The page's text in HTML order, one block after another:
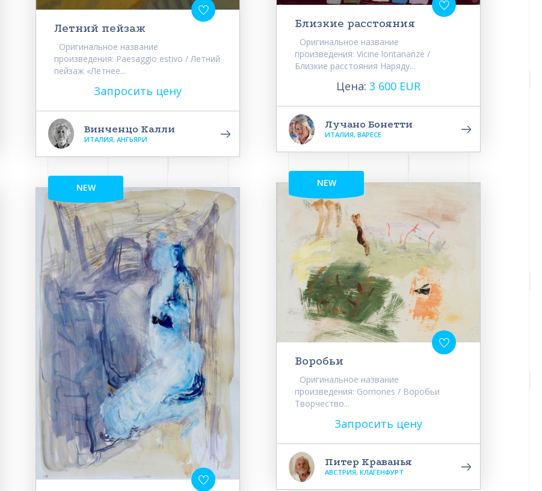
Летний пейзаж
Оригинальное название
произведения: Paesaggio estivo / Летний
пейзаж «Летнее...
Запросить цену
Винченцо Калли
ИТАЛИЯ, АНГЬЯРИ
NEW
Близкие расстояния
Оригинальное название
произведения: Vicine lontananze /
Близкие расстояния Наряду...
Цена: 3 600 EUR
Лучано Бонетти
ИТАЛИЯ, ВАРЕСЕ
NEW
Воробьи
Оригинальное название
произведения: Gorriones / Воробьи
Творчество...
Запросить цену
Питер Краванья
АВСТРИЯ, КЛАГЕНФУРТ